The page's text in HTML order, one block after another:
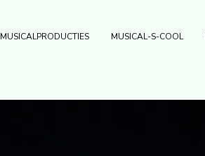
MUSICALPRODUCTIES MUSICAL-S-COOL